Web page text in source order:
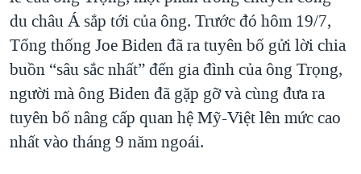
du châu Á sắp tới của ông. Trước đó hôm 19/7,
Tổng thống Joe Biden đã ra tuyên bố gửi lời chia
buồn “sâu sắc nhất” đến gia đình của ông Trọng,
người mà ông Biden đã gặp gỡ và cùng đưa ra
tuyên bố nâng cấp quan hệ Mỹ-Việt lên mức cao
nhất vào tháng 9 năm ngoái.